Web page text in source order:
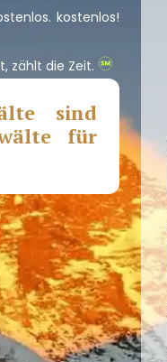
kostenlos!
zählt die Zeit.
sind
für